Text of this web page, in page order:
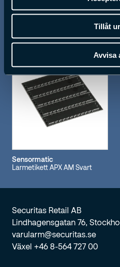
Tillåt
Avvisa
Larmetikett APX AM Vit
Sensormatic
Larmetikett APX AM Svart
Securitas Retail AB
Lindhagensgatan 76,
varularm@securitas.se
Växel +46 8-564 727 00